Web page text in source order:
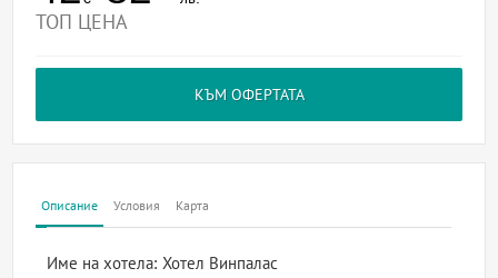
ТОП ЦЕНА
КЪМ ОФЕРТАТА
Описание Условия Карта
Име на хотела: Хотел Винпалас